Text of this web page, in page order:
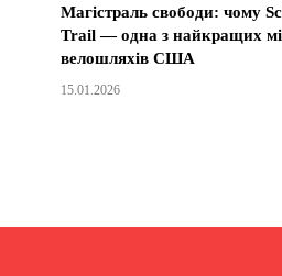
Магістраль свободи: чому
Trail — одна з найкращих
велошляхів США
15.01.2026